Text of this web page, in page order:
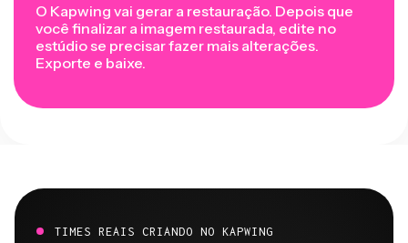
O Kapwing vai gerar a restauração. Depois que
você finalizar a imagem restaurada, edite no
estúdio se precisar fazer mais alterações.
Exporte e baixe.
TIMES REAIS CRIANDO NO KAPWING